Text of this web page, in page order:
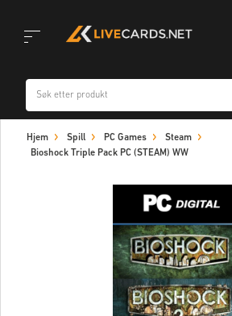
navigation
Hjem Spill PC Games
Steam
Bioshock Triple Pack PC (STEAM) WW